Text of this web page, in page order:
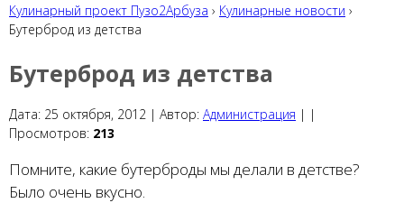
Кулинарный проект Пузо2Aрбуза › Кулинарные новости ›
Бутерброд из детства
Бутерброд из детства
Дата: 25 октября, 2012 | Автор: Администрация | |
Просмотров: 213
Помните, какие бутерброды мы делали в детстве?
Было очень вкусно.